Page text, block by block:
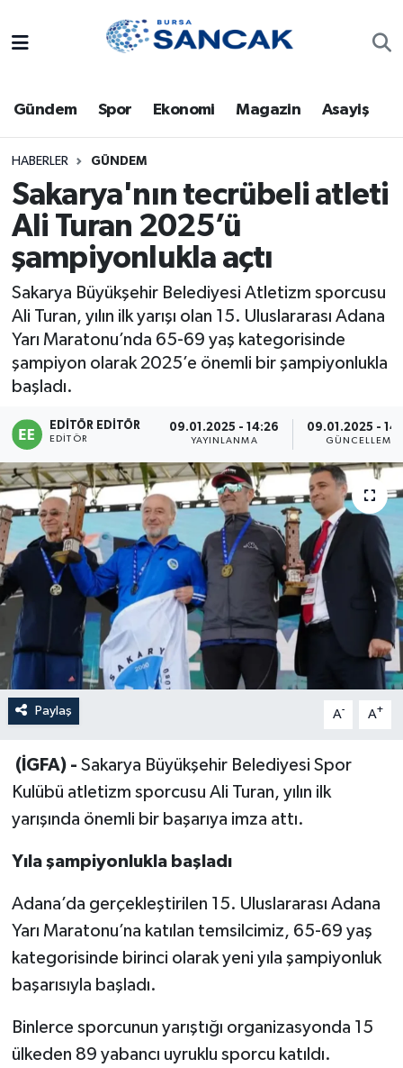
Gündem Spor Ekonomi Magazin Asayiş
HABERLER GÜNDEM
Sakarya'nın tecrübeli atleti
Ali Turan 2025’ü
şampiyonlukla açtı
Sakarya Büyükşehir Belediyesi Atletizm sporcusu
Ali Turan, yılın ilk yarışı olan 15. Uluslararası Adana
Yarı Maratonu’nda 65-69 yaş kategorisinde
şampiyon olarak 2025’e önemli bir şampiyonlukla
başladı.
EDITÖR EDITÖR
EDITÖR
09.01.2025 - 14:26
YAYINLANMA
09.01.2025 -
GÜNCELLEME
Paylaş A- A+
(İGFA) - Sakarya Büyükşehir Belediyesi Spor
Kulübü atletizm sporcusu Ali Turan, yılın ilk
yarışında önemli bir başarıya imza attı.
Yıla şampiyonlukla başladı
Adana’da gerçekleştirilen 15. Uluslararası Adana
Yarı Maratonu’na katılan temsilcimiz, 65-69 yaş
kategorisinde birinci olarak yeni yıla şampiyonluk
başarısıyla başladı.
Binlerce sporcunun yarıştığı organizasyonda 15
ülkeden 89 yabancı uyruklu sporcu katıldı.
Bursa
Dünya
Eğitim
Ekonomi
Genel
Gündem
Magazin
Sağlık
Siyaset
Spor
Türkiye
Trafik Durumu
Süper Lig Puan Durumu ve Fikstür
Tüm Manşetler
Son Dakika Haberleri
Haber Arşivi